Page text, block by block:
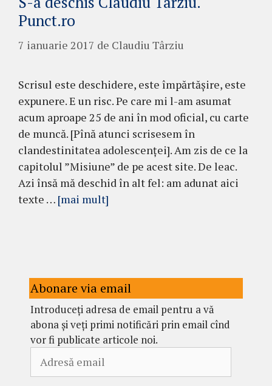
Punct.ro
7 ianuarie 2017 de Claudiu Târziu
Scrisul este deschidere, este împărtășire, este
expunere. E un risc. Pe care mi l-am asumat
acum aproape 25 de ani în mod oficial, cu carte
de muncă. [Pînă atunci scrisesem în
clandestinitatea adolescenței]. Am zis de ce la
capitolul ”Misiune” de pe acest site. De leac.
Azi însă mă deschid în alt fel: am adunat aici
texte … [mai mult]
Abonare via email
Introduceți adresa de email pentru a vă
abona și veți primi notificări prin email cînd
vor fi publicate articole noi.
email